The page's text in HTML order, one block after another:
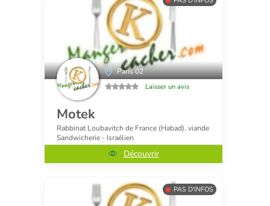
Paris 02
Laisser un avis
Motek
Rabbinat Loubavitch de France (Habad), viande
Sandwicherie - Israélien
Découvrir
PAS D'INFOS